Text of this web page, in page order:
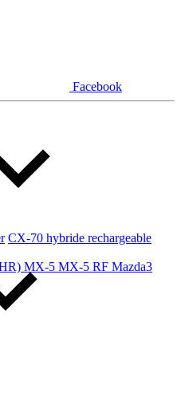
Facebook
CX-70 hybride rechargeable
MX-5 MX-5 RF Mazda3